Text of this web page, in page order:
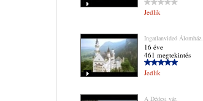
Jedlik
Ingatlanvideó Álomház.
16 éve
461 megtekintés
Jedlik
A Dédesi vár.